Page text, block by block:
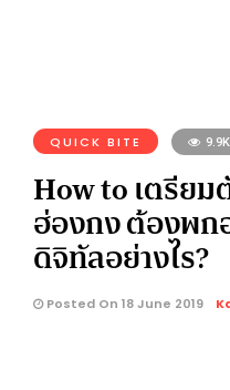
QUICK BITE 9.9K
How to เตรีย
ฮ่องกง ต้องพก
ดิจิทัลอย่างไร?
Posted On 18 June 2019